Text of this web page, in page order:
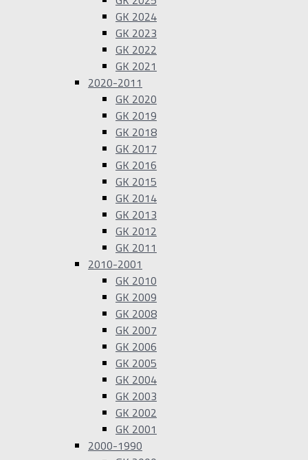
GK 2024
GK 2023
GK 2022
GK 2021
2020-2011
GK 2020
GK 2019
GK 2018
GK 2017
GK 2016
GK 2015
GK 2014
GK 2013
GK 2012
GK 2011
2010-2001
GK 2010
GK 2009
GK 2008
GK 2007
GK 2006
GK 2005
GK 2004
GK 2003
GK 2002
GK 2001
2000-1990